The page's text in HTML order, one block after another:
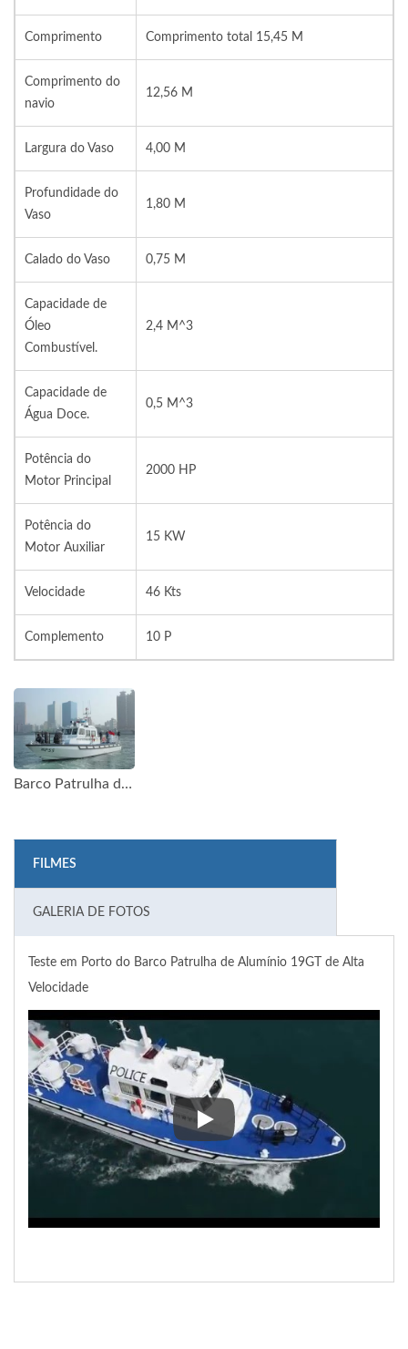
Comprimento Comprimento total 15,45 M
Comprimento do
navio
12,56 M
Largura do Vaso 4,00 M
Profundidade do
Vaso
1,80 M
Calado do Vaso 0,75 M
Capacidade de
Óleo
Combustível.
2,4 M^3
Capacidade de
Água Doce.
0,5 M^3
Potência do
Motor Principal
2000 HP
Potência do
Motor Auxiliar
15 KW
Velocidade 46 Kts
Complemento 10 P
Barco Patrulha de Alumínio 19GT de Alta Velocidade
FILMES
GALERIA DE FOTOS
Teste em Porto do Barco Patrulha de Alumínio 19GT de Alta
Velocidade
Teste em Porto do Barco